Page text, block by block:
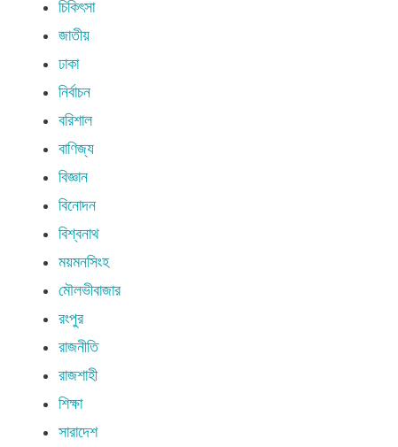
চিকিৎসা
জাতীয়
ঢাকা
নির্বাচন
বরিশাল
বাণিজ্য
বিজ্ঞান
বিনোদন
বিশ্বনাথ
ময়মনসিংহ
মৌলভীবাজার
রংপুর
রাজনীতি
রাজশাহী
শিক্ষা
সারাদেশ